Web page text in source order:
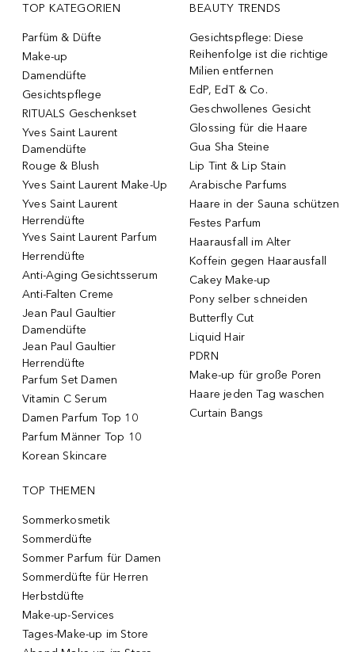
TOP KATEGORIEN
Parfüm & Düfte
Make-up
Damendüfte
Gesichtspflege
RITUALS Geschenkset
Yves Saint Laurent
Damendüfte
Rouge & Blush
Yves Saint Laurent Make-Up
Yves Saint Laurent
Herrendüfte
Yves Saint Laurent Parfum
Herrendüfte
Anti-Aging Gesichtsserum
Anti-Falten Creme
Jean Paul Gaultier
Damendüfte
Jean Paul Gaultier
Herrendüfte
Parfum Set Damen
Vitamin C Serum
Damen Parfum Top 10
Parfum Männer Top 10
Korean Skincare
BEAUTY TRENDS
Gesichtspflege: Diese
Reihenfolge ist die richtige
Milien entfernen
EdP, EdT & Co.
Geschwollenes Gesicht
Glossing für die Haare
Gua Sha Steine
Lip Tint & Lip Stain
Arabische Parfums
Haare in der Sauna schützen
Festes Parfum
Haarausfall im Alter
Koffein gegen Haarausfall
Cakey Make-up
Pony selber schneiden
Butterfly Cut
Liquid Hair
PDRN
Make-up für große Poren
Haare jeden Tag waschen
Curtain Bangs
TOP THEMEN
Sommerkosmetik
Sommerdüfte
Sommer Parfum für Damen
Sommerdüfte für Herren
Herbstdüfte
Make-up-Services
Tages-Make-up im Store